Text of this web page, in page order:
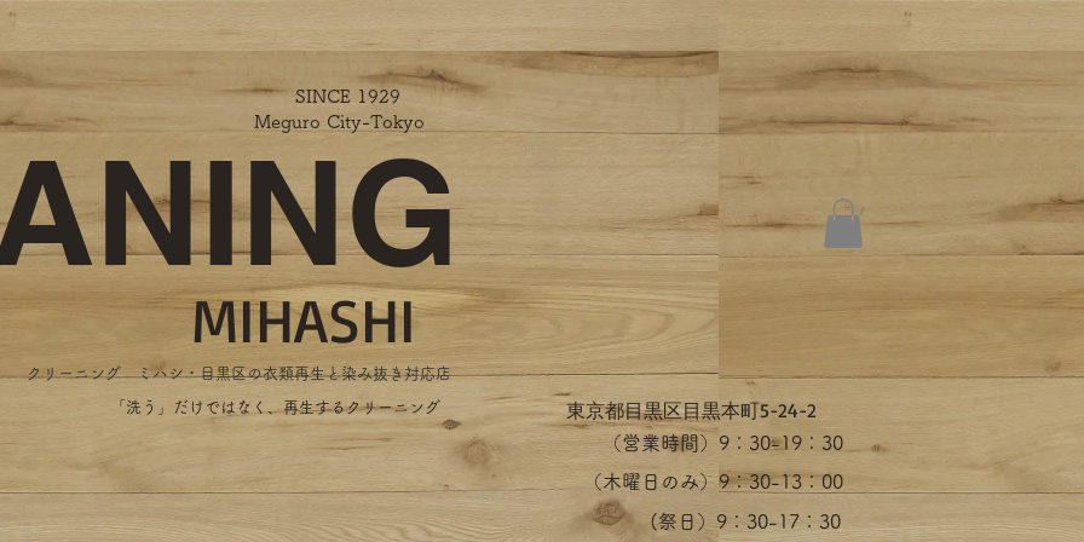
SINCE 1929
Meguro City-Tokyo
MIHASHI
​クリーニング ミハシ・目黒区の衣類再生と染み抜き対応店
​「洗う」だけではなく、再生するクリーニング ​東京都目黒区目黒本町5-24-2
（営業時間）​9：30-19：30
（木曜日のみ）9：30-13：00
​(祭日）9：30-17：30